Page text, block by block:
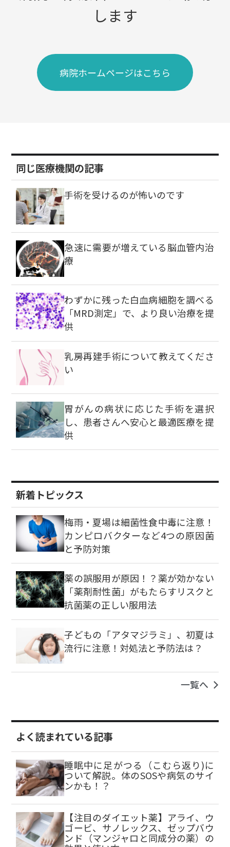
します
病院ホームページはこちら
同じ医療機関の記事
手術を受けるのが怖いのです
急速に需要が増えている脳血管内治
療
わずかに残った白血病細胞を調べる
「MRD測定」で、より良い治療を提
供
乳房再建手術について教えてくださ
い
胃がんの病状に応じた手術を選択
し、患者さんへ安心と最適医療を提
供
新着トピックス
梅雨・夏場は細菌性食中毒に注意！
カンピロバクターなど4つの原因菌
と予防対策
薬の誤服用が原因！？薬が効かない
「薬剤耐性菌」がもたらすリスクと
抗菌薬の正しい服用法
子どもの「アタマジラミ」、初夏は
流行に注意！対処法と予防法は？
一覧へ
よく読まれている記事
睡眠中に足がつる（こむら返り)に
ついて解説。体のSOSや病気のサイ
ンかも！？
【注目のダイエット薬】アライ、ウ
ゴービ、サノレックス、ゼップバウ
ンド（マンジャロと同成分の薬）の